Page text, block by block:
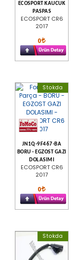
ECOSPORT KAUCUK
PASPAS
ECOSPORT CR6
2017
0
Stokda
JN1Q-9F467-BA
BORU - EGZOST GAZI
DOLASIMI
ECOSPORT CR6
2017
0
Stokda